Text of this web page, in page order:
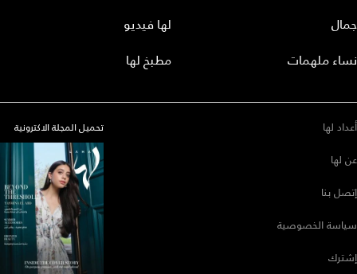
جمال
نساء ملهمات
لها فيديو
مطبخ لها
أعداد لها
عن لها
إتصل بنا
سياسة الخصوصية
إشترك
تحميل المجلة الاكترونية